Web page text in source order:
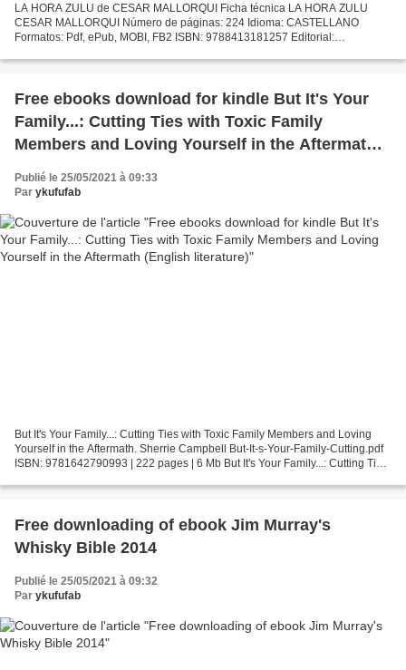
LA HORA ZULU de CESAR MALLORQUI Ficha técnica LA HORA ZULU
CESAR MALLORQUI Número de páginas: 224 Idioma: CASTELLANO
Formatos: Pdf, ePub, MOBI, FB2 ISBN: 9788413181257 Editorial:
google...
Free ebooks download for kindle But It's Your
Family...: Cutting Ties with Toxic Family
Members and Loving Yourself in the Aftermath
Publié le 25/05/2021 à 09:33
Par ykufufab
But It's Your Family...: Cutting Ties with Toxic Family Members and Loving
Yourself in the Aftermath. Sherrie Campbell But-It-s-Your-Family-Cutting.pdf
ISBN: 9781642790993 | 222 pages | 6 Mb But It's Your Family...: Cutting Ties
Free downloading of ebook Jim Murray's
Whisky Bible 2014
Publié le 25/05/2021 à 09:32
Par ykufufab